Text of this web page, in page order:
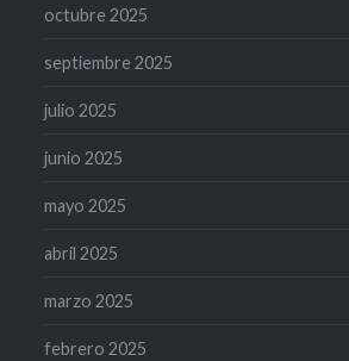
octubre 2025
septiembre 2025
julio 2025
junio 2025
mayo 2025
abril 2025
marzo 2025
febrero 2025